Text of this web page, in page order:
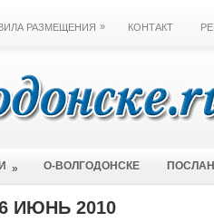
РАЗМЕЩЕНИЯ » КОНТАКТ
» О-ВОЛГОДОНСКЕ
ИЮНЬ 2010